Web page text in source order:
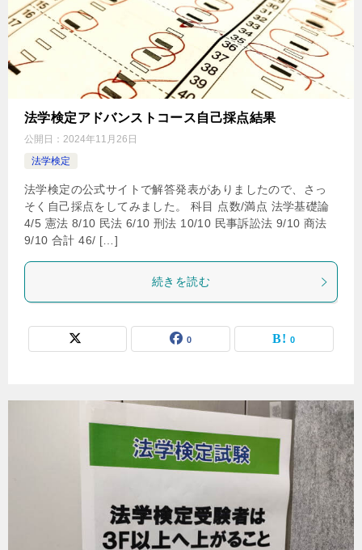
法学検定アドバンストコース自己採点結果
公開日： 2024年11月26日
法学検定
法学検定の公式サイトで解答発表がありましたので、さっ
そく自己採点をしてみました。 科目 点数/満点 法学基礎論
4/5 憲法 8/10 民法 6/10 刑法 10/10 民事訴訟法 9/10 商法
9/10 合計 46/ […]
続きを読む
0 0